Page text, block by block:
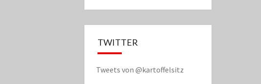
TWITTER
Tweets von @kartoffelsitz